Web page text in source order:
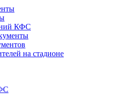
КФС
на стадионе